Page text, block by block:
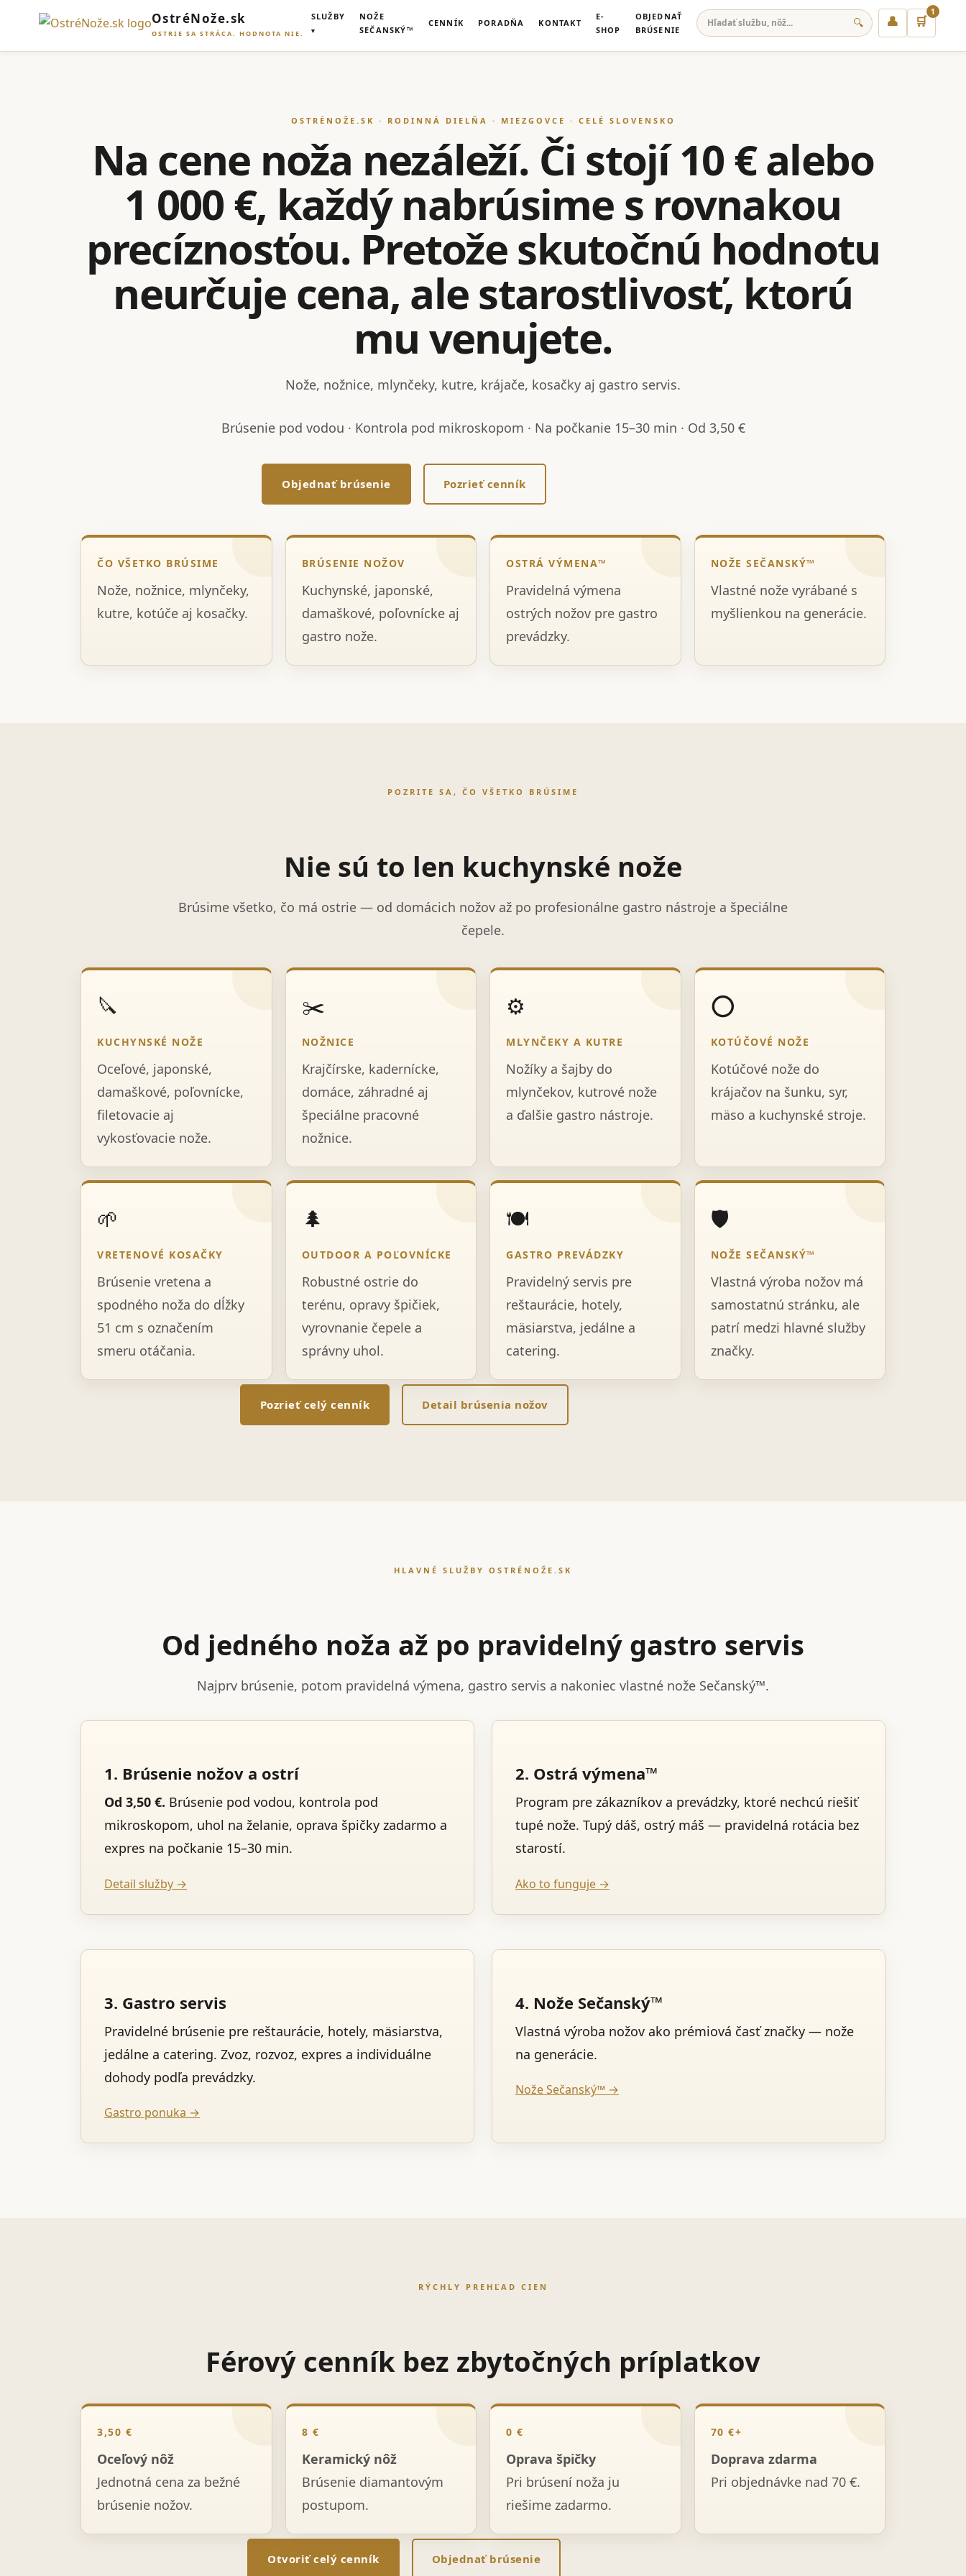
OstréNože.sk
OSTRIE SA STRÁCA. HODNOTA NIE.
SLUŽBY
NOŽE
SEČANSKÝ™
CENNÍK PORADŇA KONTAKT
E-
SHOP
OBJEDNAŤ
BRÚSENIE
🔍 👤 🛒
1
OSTRÉNOŽE.SK · RODINNÁ DIELŇA · MIEZGOVCE · CELÉ SLOVENSKO
Na cene noža nezáleží. Či stojí 10 € alebo
1 000 €, každý nabrúsime s rovnakou
precíznosťou. Pretože skutočnú hodnotu
neurčuje cena, ale starostlivosť, ktorú
mu venujete.
Nože, nožnice, mlynčeky, kutre, krájače, kosačky aj gastro servis.
Brúsenie pod vodou · Kontrola pod mikroskopom · Na počkanie 15–30 min · Od 3,50 €
Objednať brúsenie Pozrieť cenník
ČO VŠETKO BRÚSIME
Nože, nožnice, mlynčeky,
kutre, kotúče aj kosačky.
BRÚSENIE NOŽOV
Kuchynské, japonské,
damaškové, poľovnícke aj
gastro nože.
OSTRÁ VÝMENA™
Pravidelná výmena
ostrých nožov pre gastro
prevádzky.
NOŽE SEČANSKÝ™
Vlastné nože vyrábané s
myšlienkou na generácie.
POZRITE SA, ČO VŠETKO BRÚSIME
Nie sú to len kuchynské nože
Brúsime všetko, čo má ostrie — od domácich nožov až po profesionálne gastro nástroje a špeciálne
čepele.
🔪
KUCHYNSKÉ NOŽE
Oceľové, japonské,
damaškové, poľovnícke,
filetovacie aj
vykosťovacie nože.
✂️
NOŽNICE
Krajčírske, kadernícke,
domáce, záhradné aj
špeciálne pracovné
nožnice.
⚙️
MLYNČEKY A KUTRE
Nožíky a šajby do
mlynčekov, kutrové nože
a ďalšie gastro nástroje.
⭕
KOTÚČOVÉ NOŽE
Kotúčové nože do
krájačov na šunku, syr,
mäso a kuchynské stroje.
🌱
VRETENOVÉ KOSAČKY
Brúsenie vretena a
spodného noža do dĺžky
51 cm s označením
smeru otáčania.
🌲
OUTDOOR A POĽOVNÍCKE
Robustné ostrie do
terénu, opravy špičiek,
vyrovnanie čepele a
správny uhol.
🍽️
GASTRO PREVÁDZKY
Pravidelný servis pre
reštaurácie, hotely,
mäsiarstva, jedálne a
catering.
🛡️
NOŽE SEČANSKÝ™
Vlastná výroba nožov má
samostatnú stránku, ale
patrí medzi hlavné služby
značky.
Pozrieť celý cenník Detail brúsenia nožov
HLAVNÉ SLUŽBY OSTRÉNOŽE.SK
Od jedného noža až po pravidelný gastro servis
Najprv brúsenie, potom pravidelná výmena, gastro servis a nakoniec vlastné nože Sečanský™.
1. Brúsenie nožov a ostrí
Od 3,50 €. Brúsenie pod vodou, kontrola pod
mikroskopom, uhol na želanie, oprava špičky zadarmo a
expres na počkanie 15–30 min.
Detail služby →
2. Ostrá výmena™
Program pre zákazníkov a prevádzky, ktoré nechcú riešiť
tupé nože. Tupý dáš, ostrý máš — pravidelná rotácia bez
starostí.
Ako to funguje →
3. Gastro servis
Pravidelné brúsenie pre reštaurácie, hotely, mäsiarstva,
jedálne a catering. Zvoz, rozvoz, expres a individuálne
dohody podľa prevádzky.
Gastro ponuka →
4. Nože Sečanský™
Vlastná výroba nožov ako prémiová časť značky — nože
na generácie.
Nože Sečanský™ →
RÝCHLY PREHĽAD CIEN
Férový cenník bez zbytočných príplatkov
3,50 €
Oceľový nôž
Jednotná cena za bežné
brúsenie nožov.
8 €
Keramický nôž
Brúsenie diamantovým
postupom.
0 €
Oprava špičky
Pri brúsení noža ju
riešime zadarmo.
70 €+
Doprava zdarma
Pri objednávke nad 70 €.
Otvoriť celý cenník Objednať brúsenie